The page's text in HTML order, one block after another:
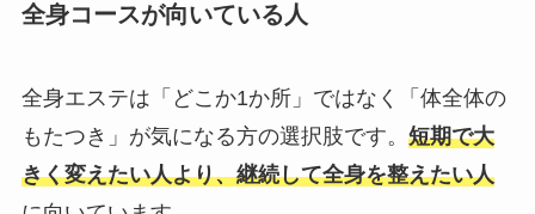
全身コースが向いている人
全身エステは「どこか1か所」ではなく「体全体の
もたつき」が気になる方の選択肢です。 短期で大
きく変えたい人より、継続して全身を整えたい人